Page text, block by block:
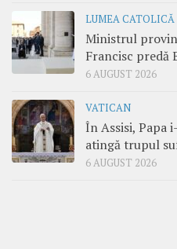
LUMEA CATOLICĂ
Ministrul
Francisc predă
6 AUGUST 2026
VATICAN
În Assisi, Papa
atingă trupul
6 AUGUST 2026